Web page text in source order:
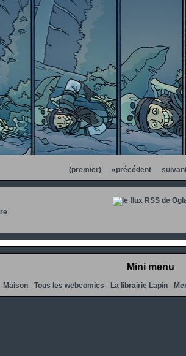
(premier) «précédent
Mini menu
Maison -Tous les webcomics -La librairie Lapin -